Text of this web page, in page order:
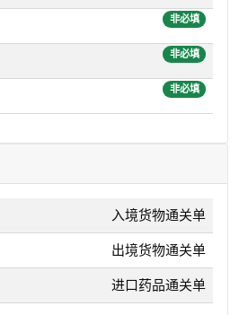
非必填
非必填
非必填
入境货物通关单
出境货物通关单
进口药品通关单